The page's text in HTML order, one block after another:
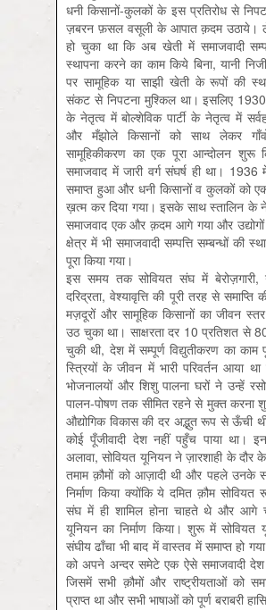
धनी किसानों-कुलकों के इस प्रतिरोध से
ज़बरन फ़सल वसूली के आपात क़दम उठाये।
हो चुका था कि अब खेती में समाजवादी
स्थापना करने का काम किये बिना, यानी
पर सामूहिक या साझी खेती के रूपों की
संकट से निपटना मुश्किल था। इसलिए
के नेतृत्व में बोल्शेविक पार्टी के नेतृत्व में
और मँझोले किसानों को साथ लेकर
सामूहिकीकरण का एक पूरा आन्दोलन शुरू
समाजवाद में जारी वर्ग संघर्ष ही था। 1936
समाप्त हुआ और धनी किसानों व कुलकों को
ख़त्म कर दिया गया। इसके साथ स्तालिन के
समाजवाद एक और क़दम आगे गया और
क्षेत्र में भी समाजवादी सम्पत्ति सम्बन्धों की
पूरा किया गया।
इस समय तक सोवियत संघ में बेरोज़गारी,
दरिद्रता, वेश्यावृत्ति की पूरी तरह से समाप्ति
मज़दूरों और सामूहिक किसानों का जीवन
उठ चुका था। साक्षरता दर 10 प्रतिशत से
चुकी थी, देश में सम्पूर्ण विद्युतीकरण का काम
स्त्रियों के जीवन में भारी परिवर्तन आया था
भोजनालयों और शिशु पालना घरों ने उन्हें
पालन-पोषण तक सीमित रहने से मुक्त करना
औद्योगिक विकास की दर अद्भुत रूप से ऊँची
कोई पूँजीवादी देश नहीं पहुँच पाया था।
अलावा, सोवियत यूनियन ने ज़ारशाही के दौर के
तमाम क़ौमों को आज़ादी थी और पहले उनके
निर्माण किया क्योंकि ये दमित क़ौम
संघ में ही शामिल होना चाहते थे और आगे
यूनियन का निर्माण किया। शुरू में सोवियत
संघीय ढाँचा भी बाद में वास्तव में समाप्त हो
को अपने अन्दर समेटे एक ऐसे समाजवादी देश
जिसमें सभी क़ौमों और राष्ट्रीयताओं को
प्राप्त था और सभी भाषाओं को पूर्ण बराबरी